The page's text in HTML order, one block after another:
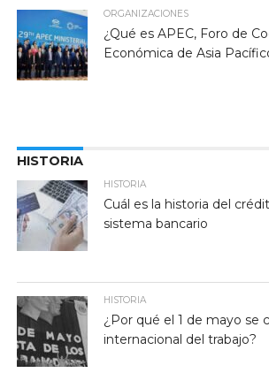
ORGANIZACIONES
¿Qué es APEC, Foro de
Económica de Asia
HISTORIA
HISTORIA
Cuál es la historia del
sistema bancario
HISTORIA
¿Por qué el 1 de mayo se
internacional del trabajo?